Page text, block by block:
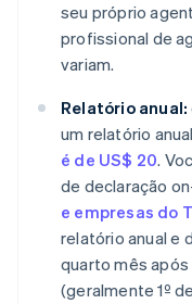
seu próprio
profissional de
variam.
Relatório anual:
um relatório
é de US$ 20.
de declaração
e empresas do
relatório anual e
quarto mês
(geralmente 1º